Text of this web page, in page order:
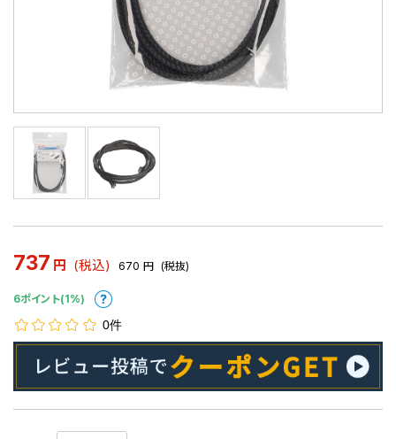
737 円 (税込) 670 円 (税抜)
6ポイント(1%)
0件